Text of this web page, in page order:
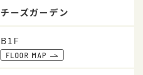
チーズガーデン
B1F
FLOOR MAP